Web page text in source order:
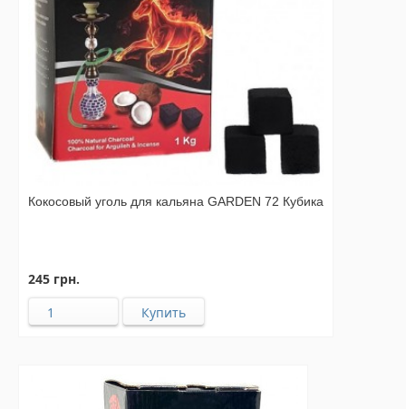
Кокосовый уголь для кальяна GARDEN 72 Кубика
245 грн.